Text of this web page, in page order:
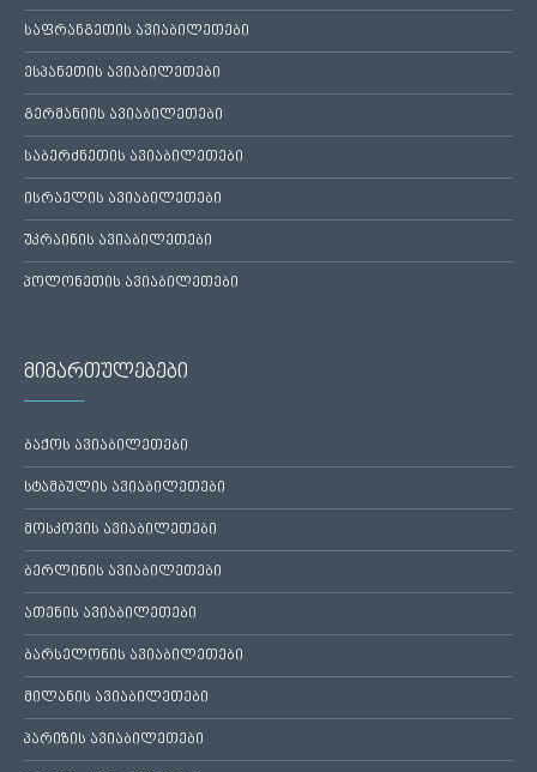
საფრანგეთის ავიაბილეთები
ესპანეთის ავიაბილეთები
გერმანიის ავიაბილეთები
საბერძნეთის ავიაბილეთები
ისრაელის ავიაბილეთები
უკრაინის ავიაბილეთები
პოლონეთის ავიაბილეთები
მიმართულებები
ბაქოს ავიაბილეთები
სტამბულის ავიაბილეთები
მოსკოვის ავიაბილეთები
ბერლინის ავიაბილეთები
ათენის ავიაბილეთები
ბარსელონის ავიაბილეთები
მილანის ავიაბილეთები
პარიზის ავიაბილეთები